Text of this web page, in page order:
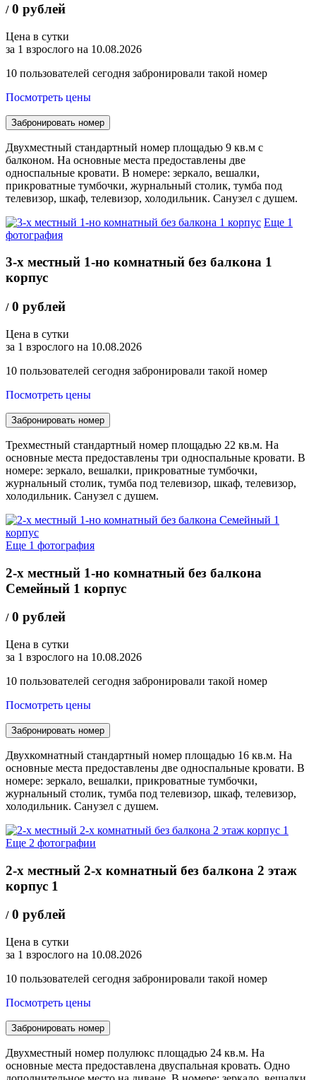
/0 рублей
Цена в сутки
за 1 взрослого на 10.08.2026
10 пользователей сегодня забронировали такой номер
Посмотреть цены
Забронировать номер
Двухместный стандартный номер площадью 9 кв.м с
балконом. На основные места предоставлены две
односпальные кровати. В номере: зеркало, вешалки,
прикроватные тумбочки, журнальный столик, тумба под
телевизор, шкаф, телевизор, холодильник. Санузел с душем.
Еще 1
фотография
3-х местный 1-но комнатный без балкона 1
корпус
/0 рублей
Цена в сутки
за 1 взрослого на 10.08.2026
10 пользователей сегодня забронировали такой номер
Посмотреть цены
Забронировать номер
Трехместный стандартный номер площадью 22 кв.м. На
основные места предоставлены три односпальные кровати. В
номере: зеркало, вешалки, прикроватные тумбочки,
журнальный столик, тумба под телевизор, шкаф, телевизор,
холодильник. Санузел с душем.
Еще 1 фотография
2-х местный 1-но комнатный без балкона
Семейный 1 корпус
/0 рублей
Цена в сутки
за 1 взрослого на 10.08.2026
10 пользователей сегодня забронировали такой номер
Посмотреть цены
Забронировать номер
Двухкомнатный стандартный номер площадью 16 кв.м. На
основные места предоставлены две односпальные кровати. В
номере: зеркало, вешалки, прикроватные тумбочки,
журнальный столик, тумба под телевизор, шкаф, телевизор,
холодильник. Санузел с душем.
Еще 2 фотографии
2-х местный 2-х комнатный без балкона 2 этаж
корпус 1
/0 рублей
Цена в сутки
за 1 взрослого на 10.08.2026
10 пользователей сегодня забронировали такой номер
Посмотреть цены
Забронировать номер
Двухместный номер полулюкс площадью 24 кв.м. На
основные места предоставлена двуспальная кровать. Одно